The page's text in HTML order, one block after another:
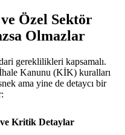
Özel Sektör
Olmazlar
gereklilikleri kapsamalı.
Kanunu (KİK) kuralları
ama yine de detaycı bir
ve Kritik Detaylar